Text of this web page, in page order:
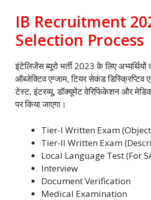
IB Recruitment
Selection Process
इंटेलिजेंस ब्यूरो भर्ती 2023 के लिए
ऑब्जेक्टिव एग्जाम, टियर सेकंड डिस्क्रिप्टिव
टेस्ट, इंटरव्यू, डॉक्यूमेंट वेरिफिकेशन और
पर किया जाएगा।
Tier-I Written Exam
Tier-II Written Exam
Local Language Test (For
Interview
Document Verification
Medical Examination